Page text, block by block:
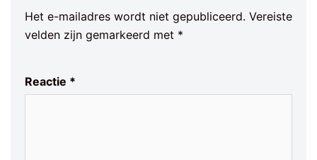
Het e-mailadres wordt niet gepubliceerd. Vereiste
velden zijn gemarkeerd met *
Reactie *